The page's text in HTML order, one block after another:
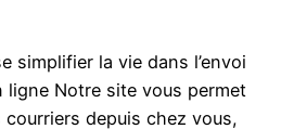
simplifier la vie dans l’envoi
ligne Notre site vous permet
courriers depuis chez vous,